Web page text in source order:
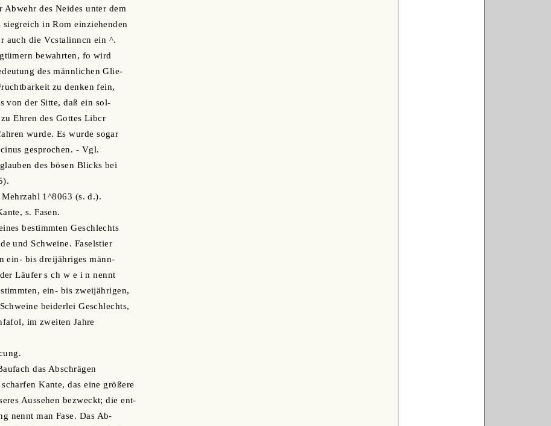
Abwehr des Neides unter dem
siegreich in Rom einziehenden
auch die Vcstalinncn ein ^.
bewahrten, fo wird
des männlichen Glie-
zu denken fein,
von der Sitte, daß ein sol-
Ehren des Gottes Libcr
wurde. Es wurde sogar
gesprochen. - Vgl.
des bösen Blicks bei
1^8063 (s. d.).
s. Fasen.
bestimmten Geschlechts
und Schweine. Faselstier
ein- bis dreijähriges männ-
Läufer s ch w e i n nennt
ein- bis zweijährigen,
beiderlei Geschlechts,
im zweiten Jahre
das Abschrägen
Kante, das eine größere
Aussehen bezweckt; die ent-
nennt man Fase. Das Ab-